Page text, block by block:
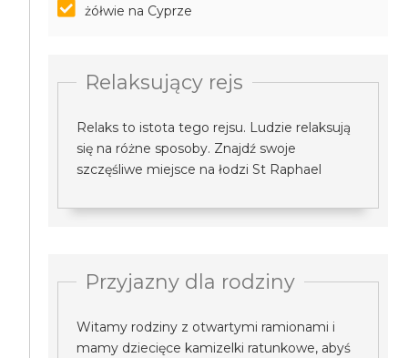
żółwie na Cyprze
Relaksujący rejs
Relaks to istota tego rejsu. Ludzie relaksują
się na różne sposoby. Znajdź swoje
szczęśliwe miejsce na łodzi St Raphael
Przyjazny dla rodziny
Witamy rodziny z otwartymi ramionami i
mamy dziecięce kamizelki ratunkowe, abyś